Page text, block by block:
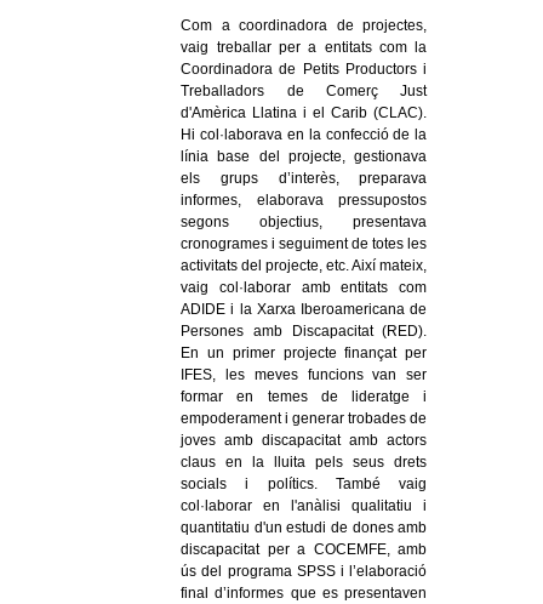
Com a coordinadora de projectes,
vaig treballar per a entitats com la
Coordinadora de Petits Productors i
Treballadors de Comerç Just
d'Amèrica Llatina i el Carib (CLAC).
Hi col·laborava en la confecció de la
línia base del projecte, gestionava
els grups d’interès, preparava
informes, elaborava pressupostos
segons objectius, presentava
cronogrames i seguiment de totes les
activitats del projecte, etc. Així mateix,
vaig col·laborar amb entitats com
ADIDE i la Xarxa Iberoamericana de
Persones amb Discapacitat (RED).
En un primer projecte finançat per
IFES, les meves funcions van ser
formar en temes de lideratge i
empoderament i generar trobades de
joves amb discapacitat amb actors
claus en la lluita pels seus drets
socials i polítics. També vaig
col·laborar en l'anàlisi qualitatiu i
quantitatiu d'un estudi de dones amb
discapacitat per a COCEMFE, amb
ús del programa SPSS i l’elaboració
final d’informes que es presentaven